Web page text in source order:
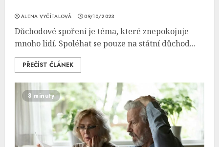
ALENA VYČÍTALOVÁ 09/10/2023
Důchodové spoření je téma, které znepokojuje
mnoho lidí. Spoléhat se pouze na státní důchod...
PŘEČÍST ČLÁNEK
3 minuty